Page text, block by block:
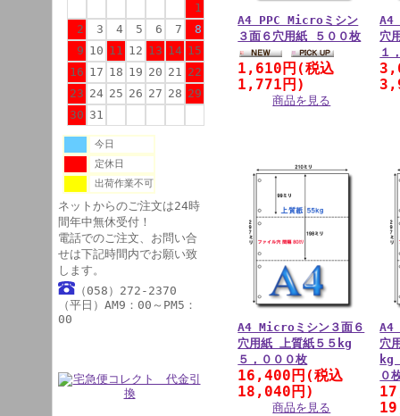
1
2
3 4 5 6 7
8
9 10 11 12 13 14 15
16 17 18 19 20 21 22
23 24 25 26 27 28 29
30 31
今日
定休日
出荷作業不可
ネットからのご注文は24時
間年中無休受付！
電話でのご注文、お問い合
せは下記時間内でお願い致
します。
（058）272-2370
（平日）AM9：00～PM5：
00
A4 PPC Microミシン
３面６穴用紙 ５００枚
1,610円(税込
1,771円)
商品を見る
A4
穴
１
A4 Microミシン３面６
穴用紙 上質紙５５kg
５，０００枚
16,400円(税込
18,040円)
商品を見る
A4
穴
kg
０